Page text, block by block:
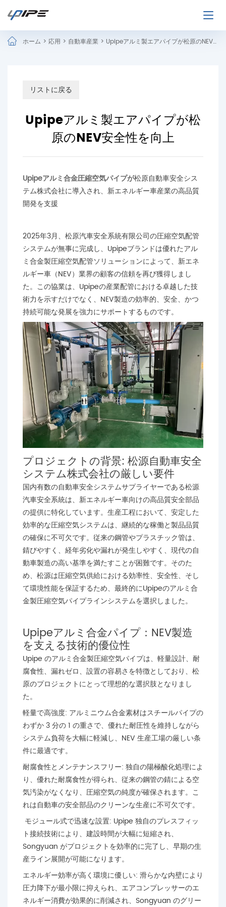
ホーム > 応用 > 自動車産業 > Upipeアルミ製エアパイプが松原のNEV安全性を向上
リストに戻る
Upipeアルミ製エアパイプが松
原のNEV安全性を向上
Upipeアルミ合金圧縮空気パイプが松原自動車安全シス
テム株式会社に導入され、新エネルギー車産業の高品質
開発を支援
2025年3月、松原汽車安全系統有限公司の圧縮空気配管
システムが無事に完成し、Upipeブランドは優れたアル
ミ合金製圧縮空気配管ソリューションによって、新エネ
ルギー車（NEV）業界の顧客の信頼を再び獲得しまし
た。この協業は、Upipeの産業配管における卓越した技
術力を示すだけでなく、NEV製造の効率的、安全、かつ
持続可能な発展を強力にサポートするものです。
プロジェクトの背景: 松源自動車安全
システム株式会社の厳しい要件
国内有数の自動車安全システムサプライヤーである松源
汽車安全系統は、新エネルギー車向けの高品質安全部品
の提供に特化しています。生産工程において、安定した
効率的な圧縮空気システムは、継続的な稼働と製品品質
の確保に不可欠です。従来の鋼管やプラスチック管は、
錆びやすく、経年劣化や漏れが発生しやすく、現代の自
動車製造の高い基準を満たすことが困難です。そのた
め、松源は圧縮空気供給における効率性、安全性、そし
て環境性能を保証するため、最終的にUpipeのアルミ合
金製圧縮空気パイプラインシステムを選択しました。
Upipeアルミ合金パイプ：NEV製造
を支える技術的優位性
Upipe のアルミ合金製圧縮空気パイプは、軽量設計、耐
腐食性、漏れゼロ、設置の容易さを特徴としており、松
原のプロジェクトにとって理想的な選択肢となりまし
た。
軽量で高強度: アルミニウム合金素材はスチールパイプの
わずか 3 分の 1 の重さで、優れた耐圧性を維持しながら
システム負荷を大幅に軽減し、NEV 生産工場の厳しい条
件に最適です。
耐腐食性とメンテナンスフリー: 独自の陽極酸化処理によ
り、優れた耐腐食性が得られ、従来の鋼管の錆による空
気汚染がなくなり、圧縮空気の純度が確保されます。こ
れは自動車の安全部品のクリーンな生産に不可欠です。
モジュール式で迅速な設置: Upipe 独自のプレスフィッ
ト接続技術により、建設時間が大幅に短縮され、
Songyuan がプロジェクトを効率的に完了し、早期の生
産ライン展開が可能になります。
エネルギー効率が高く環境に優しい: 滑らかな内壁により
圧力降下が最小限に抑えられ、エアコンプレッサーのエ
ネルギー消費が効果的に削減され、Songyuan のグリー